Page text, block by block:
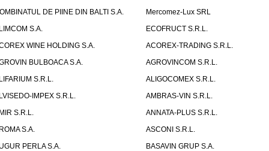
DE PIINE DIN BALTI S.A.
Mercomez-Lux SRL
S.A.
ECOFRUCT S.R.L.
WINE HOLDING S.A.
ACOREX-TRADING S.R.L.
BULBOACA S.A.
AGROVINCOM S.R.L.
S.R.L.
ALIGOCOMEX S.R.L.
IMPEX S.R.L.
AMBRAS-VIN S.R.L.
S.R.L.
ANNATA-PLUS S.R.L.
S.A.
ASCONI S.R.L.
PERLA S.A.
BASAVIN GRUP S.A.